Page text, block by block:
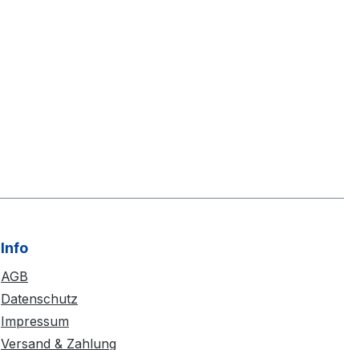
Info
AGB
Datenschutz
Impressum
Versand & Zahlung